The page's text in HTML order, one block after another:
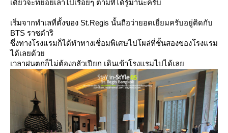
เดี่ยวจะทยอยเล่าไปเรื่อยๆ ตามที่ได้รู้มาน่ะครับ
เริ่มจากทำเลที่ตั้งของ St.Regis นั้นถือว่ายอดเยี่ยมครับอยู่ติดกับ
BTS ราชดำริ
ซึ่งทางโรงแรมก็ได้ทำทางเชื่อมพิเศษไปโผล่ที่ชั้นสองของโรงแรม
ได้เลยด้ว
เวลาฝนตกก็ไม่ต้องกลัวเปียก เดินเข้าโรงแรมไปได้เล